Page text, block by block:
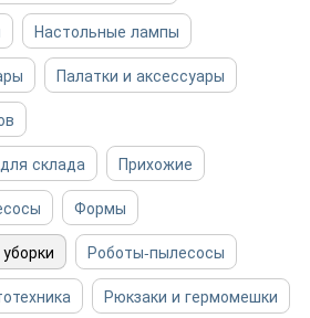
Настольные лампы
Палатки и аксессуары
склада
Прихожие
Формы
Роботы-пылесосы
Рюкзаки и гермомешки